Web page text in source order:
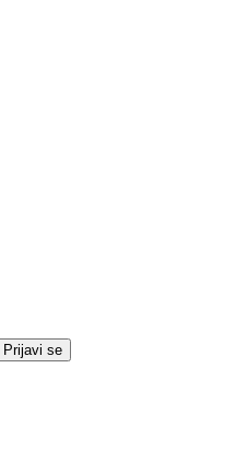
Prijavi se